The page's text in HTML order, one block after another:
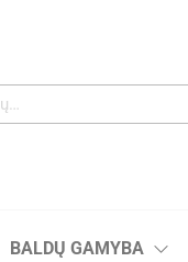
BALDŲ GAMYBA